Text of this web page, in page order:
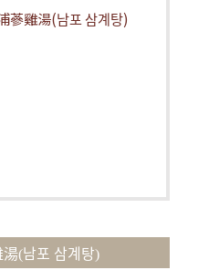
蔘雞湯(남포 삼계탕)
(남포 삼계탕)